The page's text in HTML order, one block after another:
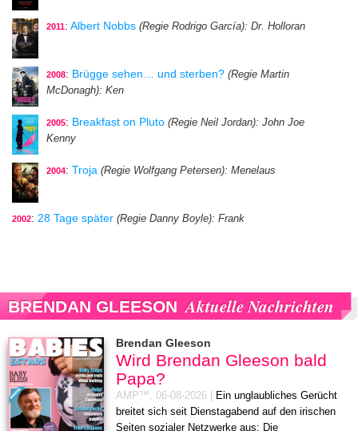
2011: Albert Nobbs (Regie Rodrigo García): Dr. Holloran
2008: Brügge sehen… und sterben? (Regie Martin
McDonagh): Ken
2005: Breakfast on Pluto (Regie Neil Jordan): John Joe
Kenny
2004: Troja (Regie Wolfgang Petersen): Menelaus
2002: 28 Tage später (Regie Danny Boyle): Frank
BRENDAN GLEESON Aktuelle Nachrichten
Brendan Gleeson
Wird Brendan Gleeson bald
Papa?
AMP™, 06-08-2026
Ein unglaubliches Gerücht
breitet sich seit Dienstagabend auf den irischen
Seiten sozialer Netzwerke aus: Die